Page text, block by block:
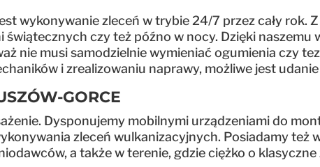
wykonywanie zleceń w trybie 24/7 przez cały rok.
czy też późno w nocy. Dzięki naszemu
nie musi samodzielnie wymieniać ogumienia czy
i zrealizowaniu naprawy, możliwe jest udanie
GORCE
Dysponujemy mobilnymi urządzeniami do
zleceń wulkanizacyjnych. Posiadamy też
a także w terenie, gdzie ciężko o klasyczne